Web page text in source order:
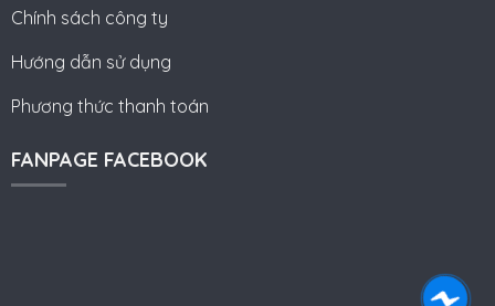
Chính sách công ty
Hướng dẫn sử dụng
Phương thức thanh toán
FANPAGE FACEBOOK